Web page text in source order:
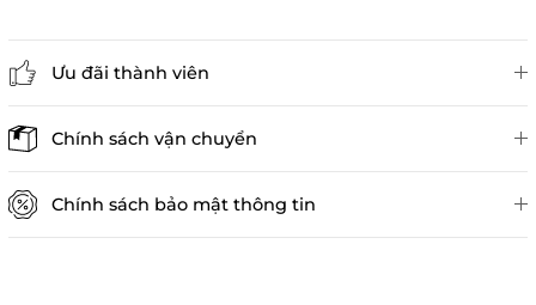
Ưu đãi thành viên
Chính sách vận chuyển
Chính sách bảo mật thông tin